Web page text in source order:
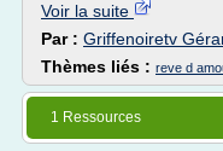
Voir la suite
Par : Griffenoiretv
Thèmes liés : reve d
1 Ressources